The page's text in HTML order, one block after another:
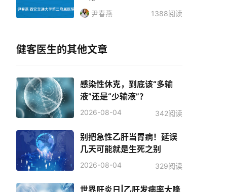
尹春燕 1388阅读
健客医生的其他文章
感染性休克，到底该“多输
液”还是“少输液”？
2026-08-04 342阅读
别把急性乙肝当胃病！延误
几天可能就是生死之别
2026-08-04 329阅读
世界肝炎日|乙肝发病率大降